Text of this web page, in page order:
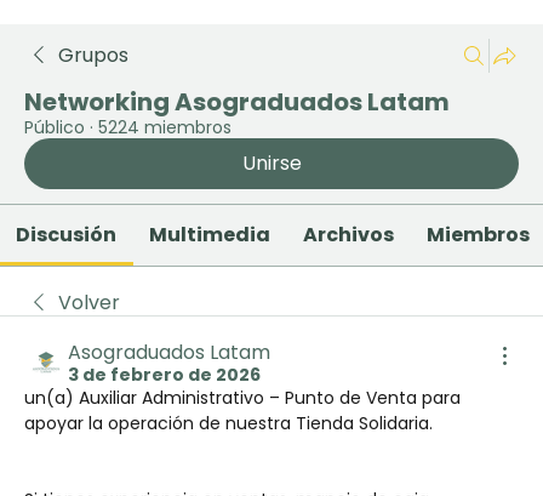
Grupos
Networking Asograduados Latam
Público · 5224 miembros
Unirse
Discusión Multimedia Archivos Miembros
Volver
Asograduados Latam
3 de febrero de 2026
un(a) Auxiliar Administrativo – Punto de Venta para
apoyar la operación de nuestra Tienda Solidaria.